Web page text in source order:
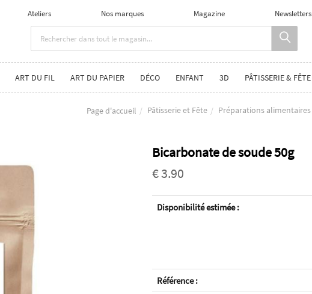
Ateliers Nos marques Magazine Newsletters
ART DU FIL ART DU PAPIER DÉCO ENFANT 3D PÂTISSERIE & FÊTE
Page d'accueil Pâtisserie et Fête Préparations alimentaires
Bicarbonate de soude 50g
€ 3.90
Disponibilité estimée :
Référence :